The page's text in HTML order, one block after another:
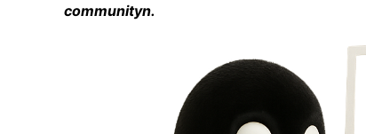
communityn.